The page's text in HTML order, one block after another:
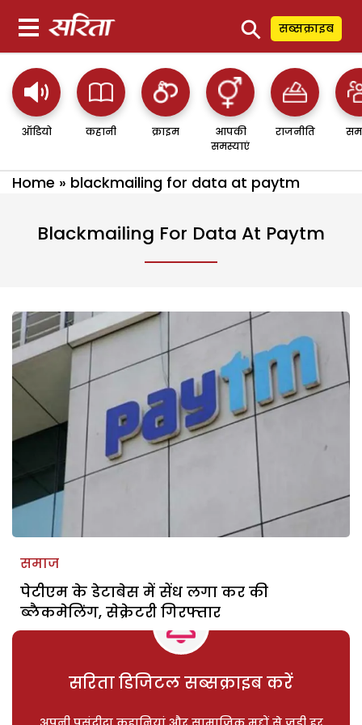
⚲ सब्सक्राइब
ऑडियो कहानी क्राइम
आपकी
समस्याएं
राजनीति
Home » blackmailing for data at paytm
Blackmailing For Data At Paytm
समाज
पेटीएम के डेटाबेस में सेंध लगा कर की
ब्लैकमेलिंग, सेक्रेटरी गिरफ्तार
सरिता डिजिटल सब्सक्राइब करें